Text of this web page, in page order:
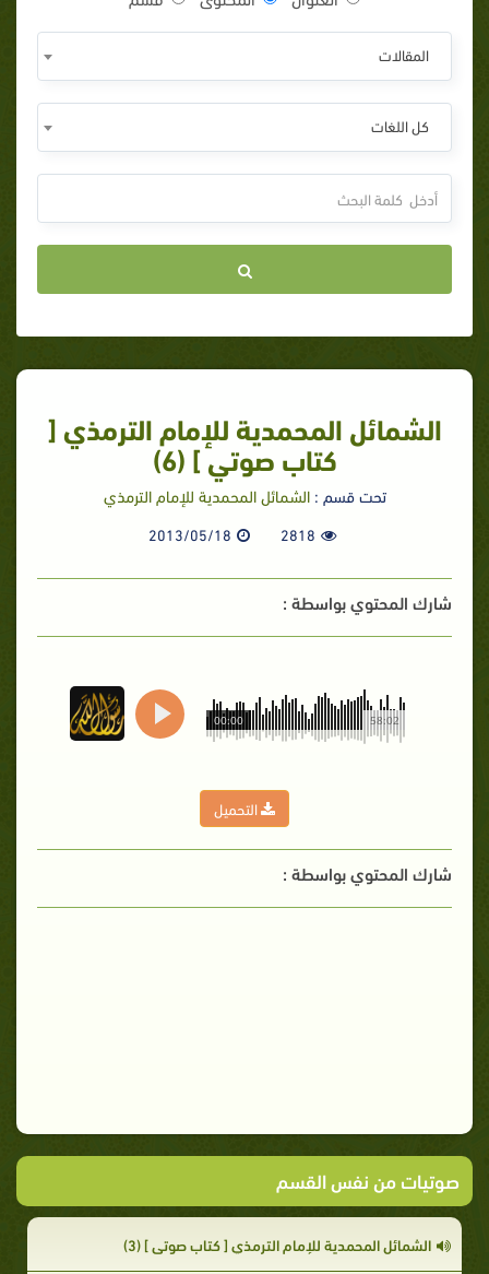
المقالات
كل اللغات
الشمائل المحمدية للإمام الترمذي [
كتاب صوتي ] (6)
تحت قسم :الشمائل المحمدية للإمام الترمذي
2818
2013/05/18
شارك المحتوي بواسطة :
58:02
00:00
التحميل
شارك المحتوي بواسطة :
صوتيات من نفس القسم
الشمائل المحمدية للإمام الترمذي [ كتاب صوتي ] (3)